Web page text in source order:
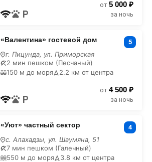
от 5 000 ₽
за ночь
«Валентина» гостевой дом 5
г. Пицунда, ул. Приморская
2 мин пешком (Песчаный)
150 м до моря
2.2 км от центра
от 4 500 ₽
за ночь
«Уют» частный сектор 4
с. Алахадзы, ул. Шаумяна, 51
7 мин пешком (Галечный)
550 м до моря
3.8 км от центра